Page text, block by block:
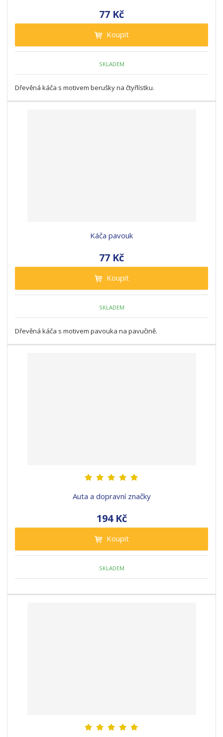
77 Kč
Koupit
SKLADEM
Dřevěná káča s motivem berušky na čtyřlístku.
Káča pavouk
77 Kč
Koupit
SKLADEM
Dřevěná káča s motivem pavouka na pavučině.
Auta a dopravní značky
194 Kč
Koupit
SKLADEM